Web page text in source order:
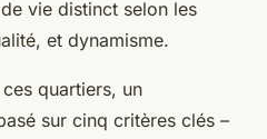
vie distinct selon les
et dynamisme.
quartiers, un
sur cinq critères clés –